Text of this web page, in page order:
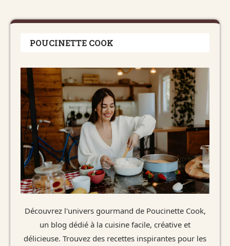
POUCINETTE COOK
Découvrez l'univers gourmand de Poucinette Cook,
un blog dédié à la cuisine facile, créative et
délicieuse. Trouvez des recettes inspirantes pour les